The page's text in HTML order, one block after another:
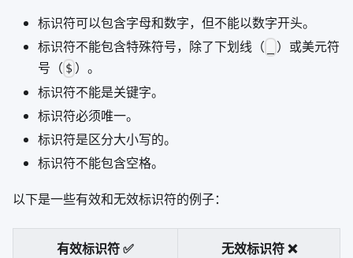
标识符可以包含字母和数字，但不能以数字开头。
标识符不能包含特殊符号，除了下划线（
）或美元符
号（ $ ）。
标识符不能是关键字。
标识符必须唯一。
标识符是区分大小写的。
标识符不能包含空格。
以下是一些有效和无效标识符的例子：
有效标识符 ✅ 无效标识符 ❌